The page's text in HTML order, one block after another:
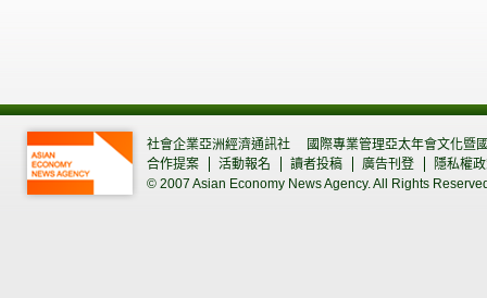
社會企業亞洲經濟通訊社
國際專業管理亞太年會文化暨
合作提案
活動報名 讀者投稿 廣告刊登
隱私權
© 2007 Asian Economy News Agency. All Rights